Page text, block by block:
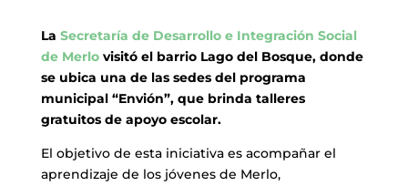
La Secretaría de Desarrollo e Integración Social
de Merlovisitó el barrio Lago del Bosque, donde
se ubica una de las sedes del programa
municipal “Envión”, que brinda talleres
gratuitos de apoyo escolar.
El objetivo de esta iniciativa es acompañar el
aprendizaje de los jóvenes de Merlo,